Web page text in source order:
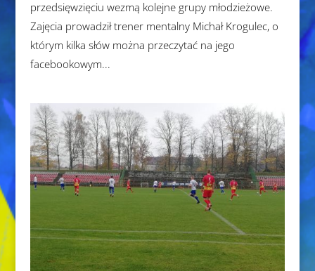
przedsięwzięciu wezmą kolejne grupy młodzieżowe.
Zajęcia prowadził trener mentalny Michał Krogulec, o
którym kilka słów można przeczytać na jego
facebookowym...